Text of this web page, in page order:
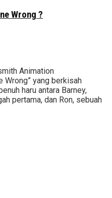
Wrong ?
Animation
Wrong” yang berkisah
haru antara Barney,
pertama, dan Ron, sebuah